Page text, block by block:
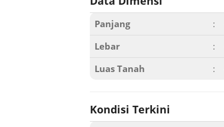
Panjang :
Lebar
:
Luas Tanah
:
Kondisi Terkini